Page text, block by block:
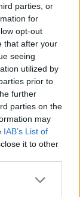
parties, or
for
opt-out
that after your
seeing
utilized by
prior to
further
parties on the
may
IAB’s List of
it to other
el, ha
nagyító
egy játékot
elérni.
mini-játék